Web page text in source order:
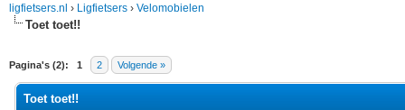
ligfietsers.nl › Ligfietsers › Velomobielen
Toet toet!!
Pagina's (2): 1 2 Volgende »
waardering is 0
Toet toet!!